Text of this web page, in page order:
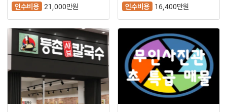
인수비용 21,000만원
인수비용
16,400만원